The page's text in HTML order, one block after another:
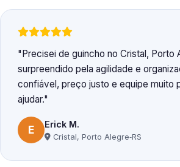
Precisei de guincho no Cristal, Porto
surpreendido pela agilidade e
confiável, preço justo e equipe muito
ajudar.
E Erick M.
Cristal, Porto Alegre‑RS